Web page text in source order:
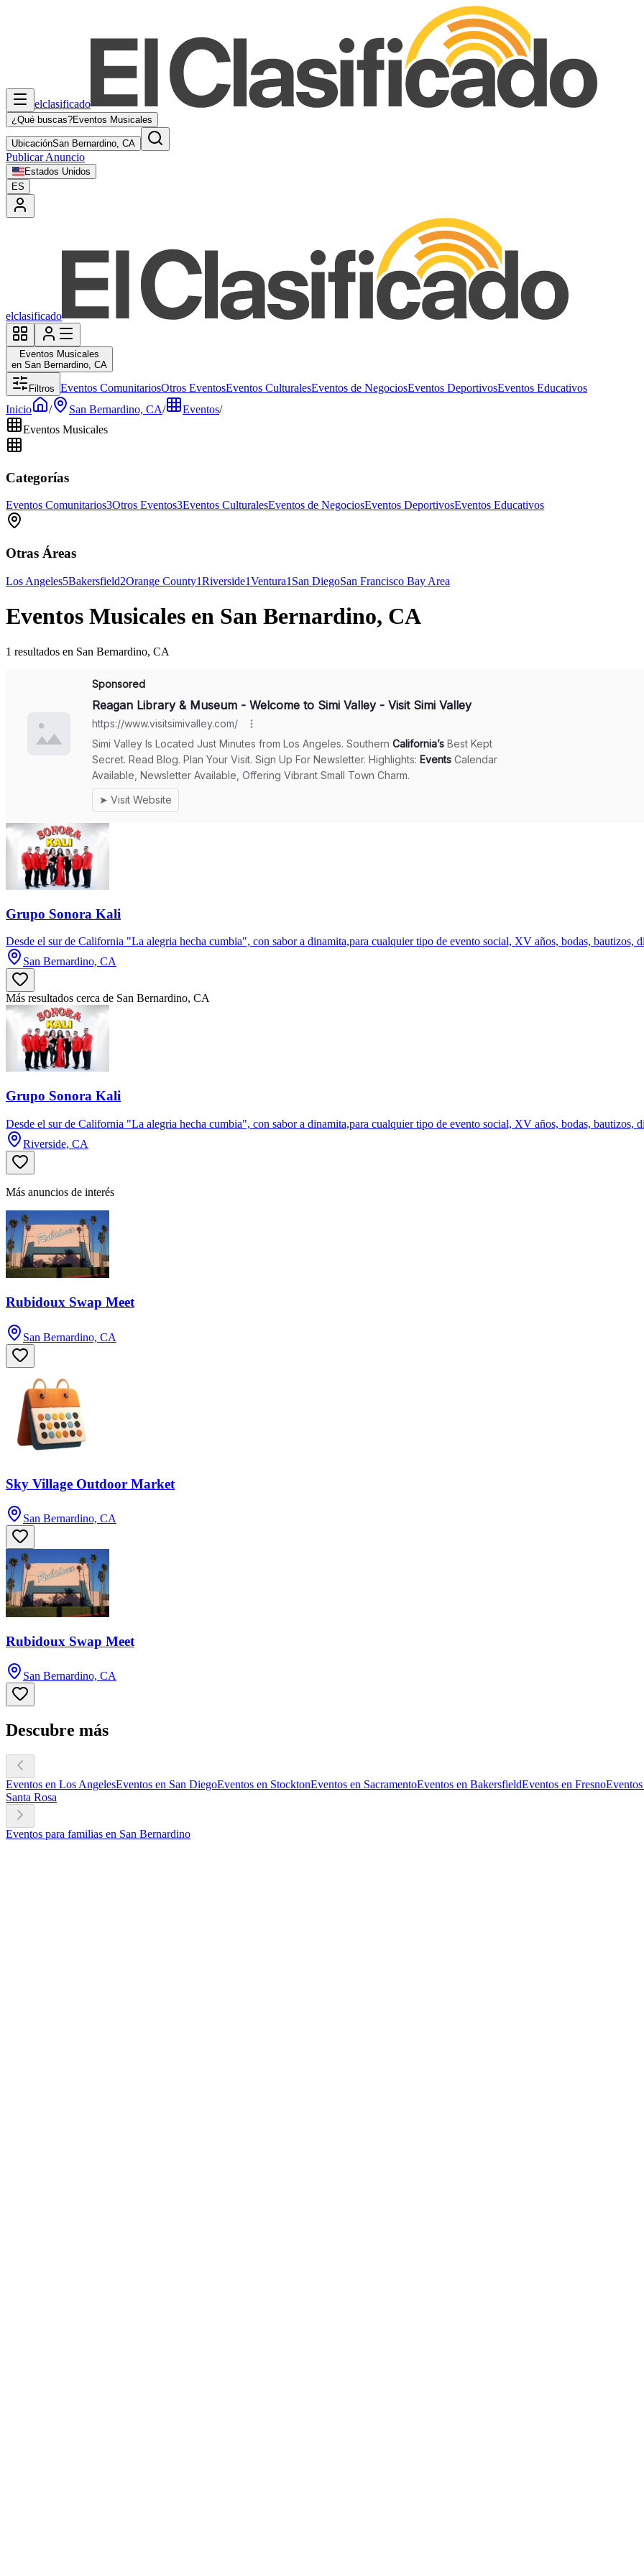
elclasificado
¿Qué buscas?Eventos Musicales
UbicaciónSan Bernardino, CA
Publicar Anuncio
Estados Unidos
ES
elclasificado
Eventos Musicales
en San Bernardino, CA
Filtros Eventos ComunitariosOtros EventosEventos CulturalesEventos de NegociosEventos DeportivosEventos Educativos
Inicio
/ San Bernardino, CA/ Eventos/
Eventos Musicales
Categorías
Eventos Comunitarios3Otros Eventos3Eventos CulturalesEventos de NegociosEventos DeportivosEventos Educativos
Otras Áreas
Los Angeles5Bakersfield2Orange County1Riverside1Ventura1 San DiegoSan Francisco Bay Area
Eventos Musicales en San Bernardino, CA
1 resultados en San Bernardino, CA
Grupo Sonora Kali
Desde el sur de California "La alegria hecha cumbia", con sabor a dinamita,para cualquier tipo de evento social, XV años, bodas, bautizos,
San Bernardino, CA
Más resultados cerca de San Bernardino, CA
Grupo Sonora Kali
Desde el sur de California "La alegria hecha cumbia", con sabor a dinamita,para cualquier tipo de evento social, XV años, bodas, bautizos,
Riverside, CA
Más anuncios de interés
Rubidoux Swap Meet
San Bernardino, CA
Sky Village Outdoor Market
San Bernardino, CA
Rubidoux Swap Meet
San Bernardino, CA
Descubre más
Eventos en Los AngelesEventos en San DiegoEventos en StocktonEventos en SacramentoEventos en BakersfieldEventos en Fresno
Santa Rosa
Eventos para familias en San Bernardino